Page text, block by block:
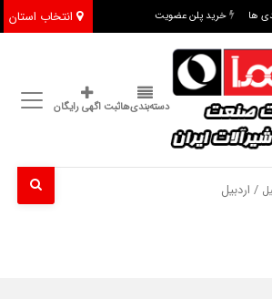
انتخاب استان ها خرید پلن عضویت
دسته‌بندی‌هاثبت اگهی رایگان
/ اردبیل